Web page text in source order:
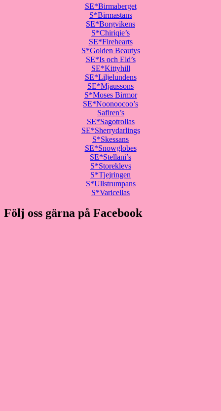
SE*Birmaberget
S*Birmastans
SE*Borgvikens
S*Chiriqie’s
SE*Firehearts
S*Golden Beautys
SE*Is och Eld’s
SE*Kittyhill
SE*Liljelundens
SE*Mjaussons
S*Moses Birmor
SE*Noonoocoo’s
Safiren’s
SE*Sagotrollas
SE*Sherrydarlings
S*Skessans
SE*Snowglobes
SE*Stellani’s
S*Storeklevs
S*Tjejringen
S*Ullstrumpans
S*Varicellas
Följ oss gärna på Facebook